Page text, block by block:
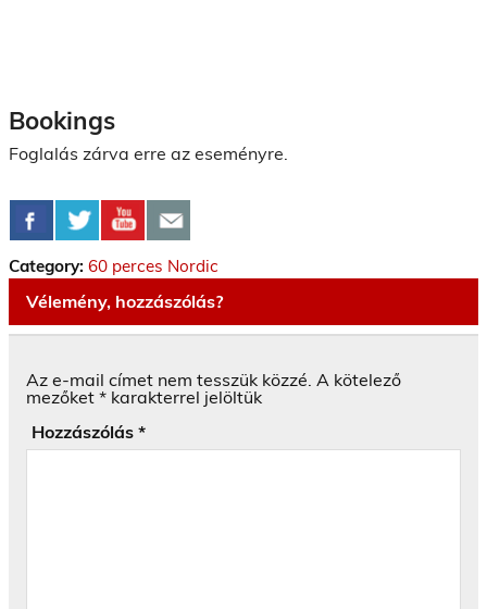
Bookings
Foglalás zárva erre az eseményre.
Category: 60 perces Nordic
Vélemény, hozzászólás?
Az e-mail címet nem tesszük közzé. A kötelező
mezőket * karakterrel jelöltük
Hozzászólás *